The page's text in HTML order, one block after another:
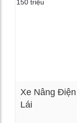
Xe Nâng
Lái